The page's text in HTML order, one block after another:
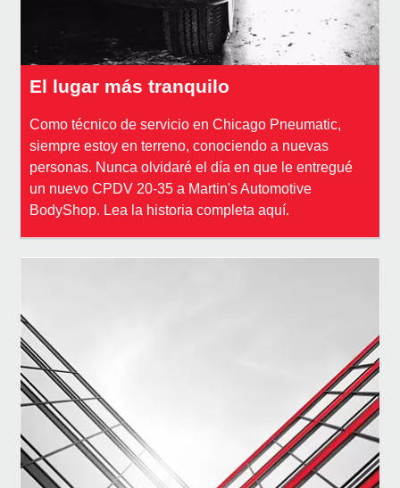
El lugar más tranquilo
Como técnico de servicio en Chicago Pneumatic,
siempre estoy en terreno, conociendo a nuevas
personas. Nunca olvidaré el día en que le entregué
un nuevo CPDV 20-35 a Martin's Automotive
BodyShop. Lea la historia completa aquí.